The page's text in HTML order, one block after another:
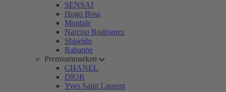
SENSAI
Hugo Boss
Montale
Narciso Rodriguez
Shiseido
Rabanne
Premiummarken
CHANEL
DIOR
Yves Saint Laurent